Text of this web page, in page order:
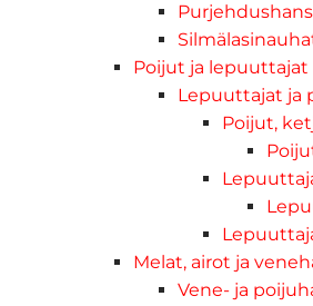
Poijut ja lepuuttajat
Lepuuttajat ja
Poijut,
Melat, airot ja
Vene- ja